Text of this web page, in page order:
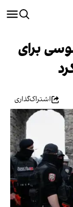
برای
اشتراک‌گذاری